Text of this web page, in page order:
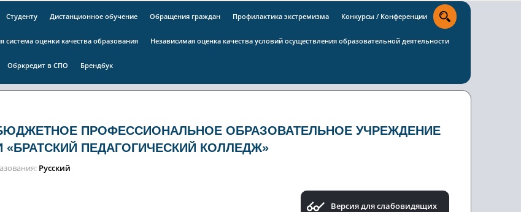
Студенту Дистанционное обучение Обращения граждан Профилактика экстремизма Конкурсы / Конференции
система оценки качества образования Независимая оценка качества условий осуществления образовательной деятельности
Обркредит в СПО Брендбук
ПРОФЕССИОНАЛЬНОЕ ОБРАЗОВАТЕЛЬНОЕ УЧРЕЖДЕНИЕ
«БРАТСКИЙ ПЕДАГОГИЧЕСКИЙ КОЛЛЕДЖ»
Русский
Версия для слабовидящих